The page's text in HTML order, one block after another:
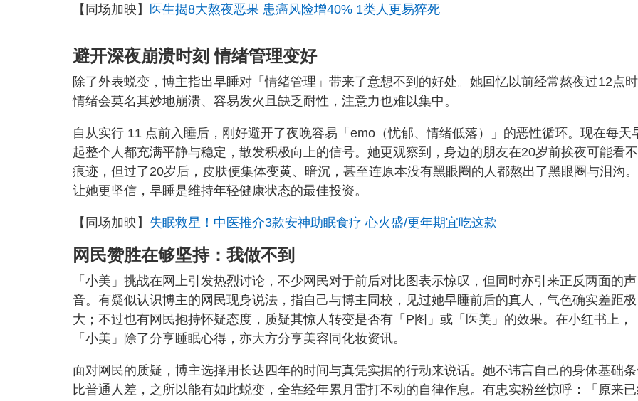
【同场加映】 医生揭8大熬夜恶果 患癌风险增40% 1类人更易猝死
避开深夜崩溃时刻情绪管理变好
除了外表蜕变，博主指出早睡对「情绪管理」带来了意想不到的好处。她回忆以前经常熬夜过12点
情绪会莫名其妙地崩溃、容易发火且缺乏耐性，注意力也难以集中。
自从实行 11 点前入睡后，刚好避开了夜晚容易「emo（忧郁、情绪低落）」的恶性循环。现在每天
起整个人都充满平静与稳定，散发积极向上的信号。她更观察到，身边的朋友在20岁前挨夜可能看
痕迹，但过了20岁后，皮肤便集体变黄、暗沉，甚至连原本没有黑眼圈的人都熬出了黑眼圈与泪沟
让她更坚信，早睡是维持年轻健康状态的最佳投资。
【同场加映】 失眠救星！中医推介3款安神助眠食疗 心火盛/更年期宜吃这款
网民赞胜在够坚持： 我做不到
「小美」挑战在网上引发热烈讨论，不少网民对于前后对比图表示惊叹，但同时亦引来正反两面的声
音。有疑似认识博主的网民现身说法，指自己与博主同校，见过她早睡前后的真人，气色确实差距极
大；不过也有网民抱持怀疑态度，质疑其惊人转变是否有「P图」或「医美」的效果。在小红书上，
「小美」除了分享睡眠心得，亦大方分享美容同化妆资讯。
面对网民的质疑，博主选择用长达四年的时间与真凭实据的行动来说话。她不讳言自己的身体基础
比普通人差，之所以能有如此蜕变，全靠经年累月雷打不动的自律作息。有忠实粉丝惊呼：「原来